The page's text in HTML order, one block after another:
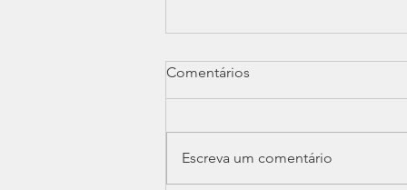
Comentários
Escreva um comentário